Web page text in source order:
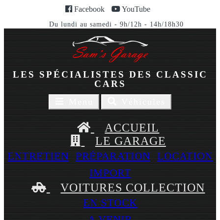
Facebook YouTube
Du lundi au samedi - 9h/12h - 14h/18h30
LES SPÉCIALISTES DES CLASSIC
CARS
navigaion
navigation
ACCUEIL
LE GARAGE
ENTRETIEN PRÉPARATION
LOCATION
IMPORT
VOITURES COLLECTION
EN STOCK